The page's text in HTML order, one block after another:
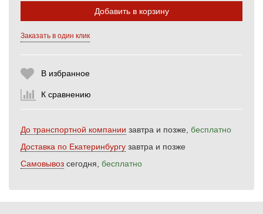
Выберите количество:
Добавить в корзину
Заказать в один клик
В избранное
К сравнению
До транспортной компании завтра и позже, бесплатно
Доставка по Екатеринбургу завтра и позже
Самовывоз сегодня, бесплатно